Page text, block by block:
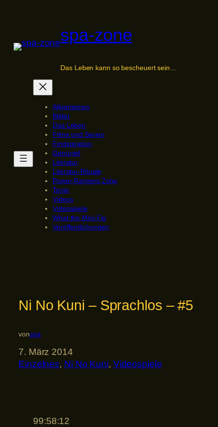
spa-zone
Das Leben kann so bescheuert sein…
Allgemeines
Bilder
Das Leben
Filme und Serien
Findspiration
Genürsel
Literatur
Literatur-Rituale
Power Rangers Zone
Texte
Videos
Videospiele
What the Mini-Fig
Veröffentlichungen
Ni No Kuni – Sprachlos – #5
vonspa
7. März 2014
Einzelnes, Ni No Kuni, Videospiele
99:58:12